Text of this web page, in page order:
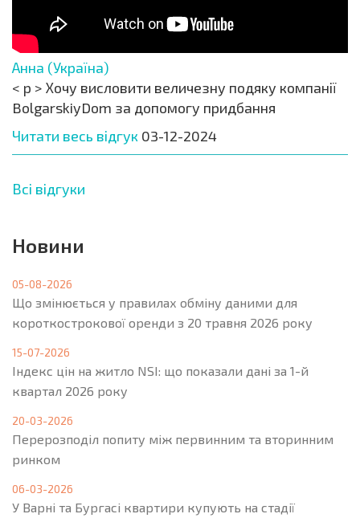
Анна (Україна)
< p > Хочу висловити величезну подяку компанії
BolgarskiyDom за допомогу придбання
Читати весь відгук 03-12-2024
Всі відгуки
Новини
05-08-2026
Що змінюється у правилах обміну даними для
короткострокової оренди з 20 травня 2026 року
15-07-2026
Індекс цін на житло NSI: що показали дані за 1-й
квартал 2026 року
20-03-2026
Перерозподіл попиту між первинним та вторинним
ринком
06-03-2026
У Варні та Бургасі квартири купують на стадії